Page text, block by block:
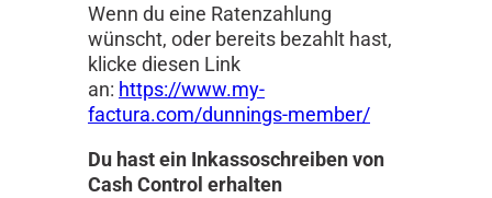
Wenn du eine Ratenzahlung
wünscht, oder bereits bezahlt hast,
klicke diesen Link
an: https://www.my-
factura.com/dunnings-member/
Du hast ein Inkassoschreiben von
Cash Control erhalten